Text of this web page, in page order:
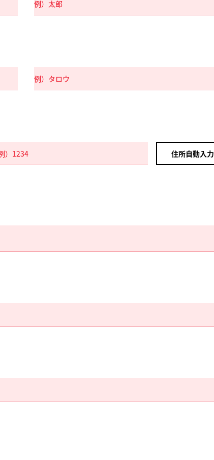
住所自動入力